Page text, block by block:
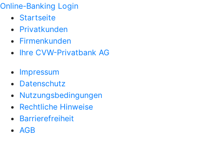
Online-Banking Login
Startseite
Privatkunden
Firmenkunden
Ihre CVW-Privatbank AG
Impressum
Datenschutz
Nutzungsbedingungen
Rechtliche Hinweise
Barrierefreiheit
AGB